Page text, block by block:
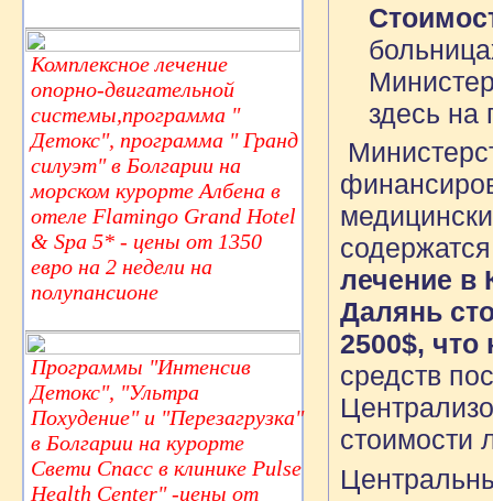
Комплексное лечение
опорно-двигательной
системы,программа "
Детокс", программа " Гранд
силуэт" в Болгарии на
морском курорте Албена в
отеле Flamingo Grand Hotel
& Spa 5* - цены от 1350
евро на 2 недели на
полупансионе
Программы "Интенсив
Детокс", "Ультра
Похудение" и "Перезагрузка"
в Болгарии на курорте
Свети Спасс в клинике Pulse
Health Center" -цены от
здесь на
лечение в
Далянь
2500$, что
средств
стоимости